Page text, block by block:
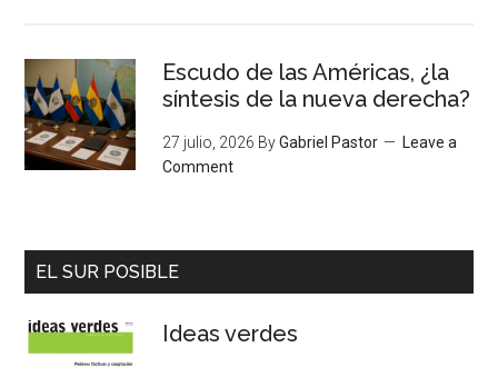
Escudo de las Américas, ¿la
síntesis de la nueva derecha?
27 julio, 2026 ByGabriel Pastor
Leave a
Comment
EL SUR POSIBLE
Ideas verdes